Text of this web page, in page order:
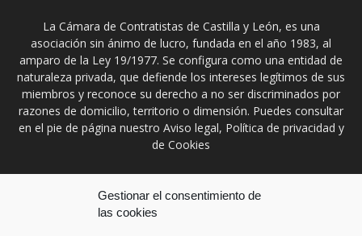
Gestionar el consentimiento de
las cookies
La Cámara de Contratistas de Castilla y León, es una
asociación sin ánimo de lucro, fundada en el año 1983, al
amparo de la Ley 19/1977. Se configura como una entidad de
naturaleza privada, que defiende los intereses legítimos de sus
miembros y reconoce su derecho a no ser discriminados por
razones de domicilio, territorio o dimensión. Puedes consultar
en el pie de página nuestro Aviso legal, Política de privacidad y
de Cookies
Contáctanos:prensa@ccontratistascyl.es